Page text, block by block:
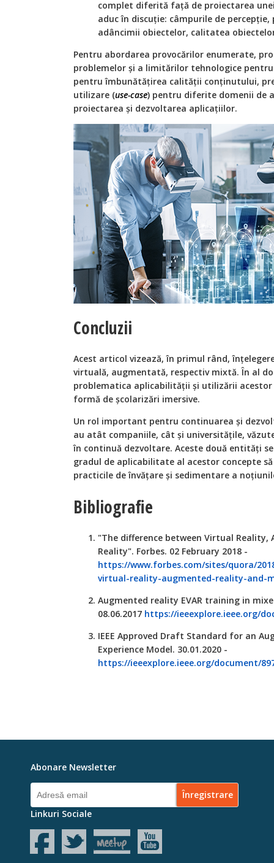
complet diferită față de proiectarea
aduc în discuție: câmpurile de
adâncimii obiectelor, calitatea
Pentru abordarea provocărilor enumerate,
problemelor și a limitărilor tehnologice
pentru îmbunătățirea calității conținutului,
utilizare (use-case) pentru diferite domenii de
proiectarea și dezvoltarea aplicațiilor.
Concluzii
Acest articol vizează, în primul rând,
virtuală, augmentată, respectiv mixtă. În al
problematica aplicabilității și utilizării
formă de școlarizări imersive.
Un rol important pentru continuarea și
au atât companiile, cât și universitățile,
în continuă dezvoltare. Aceste două entități
gradul de aplicabilitate al acestor concepte
practicile de învățare și sedimentare a
Bibliografie
"The difference between Virtual Reality,
Reality". Forbes. 02 February 2018 -
https://www.forbes.com/sites/quora/
virtual-reality-augmented-reality-and-
Augmented reality EVAR training in
08.06.2017 https://ieeexplore.ieee.org/
IEEE Approved Draft Standard for an
Experience Model. 30.01.2020 -
https://ieeexplore.ieee.org/document/
Abonare Newsletter
Linkuri Sociale